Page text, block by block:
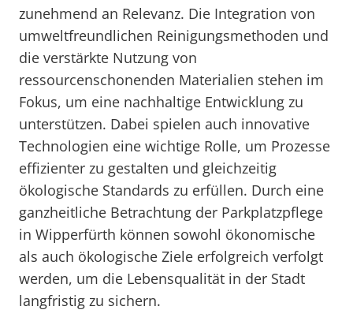
zunehmend an Relevanz. Die Integration von
umweltfreundlichen Reinigungsmethoden und
die verstärkte Nutzung von
ressourcenschonenden Materialien stehen im
Fokus, um eine nachhaltige Entwicklung zu
unterstützen. Dabei spielen auch innovative
Technologien eine wichtige Rolle, um Prozesse
effizienter zu gestalten und gleichzeitig
ökologische Standards zu erfüllen. Durch eine
ganzheitliche Betrachtung der Parkplatzpflege
in Wipperfürth können sowohl ökonomische
als auch ökologische Ziele erfolgreich verfolgt
werden, um die Lebensqualität in der Stadt
langfristig zu sichern.